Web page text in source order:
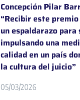
Concepción Pilar
“Recibir este
un espaldarazo para
impulsando una
calidad en un país
la cultura del juicio”
05/03/2026